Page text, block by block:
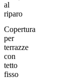
al
riparo
Copertura
per
terrazze
con
tetto
fisso